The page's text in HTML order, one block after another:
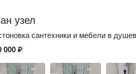
узел
сантехники и мебели в
000 ₽